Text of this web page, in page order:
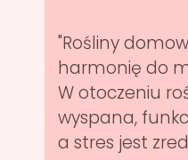
"Rośliny
harmonię do
W otoczeniu
wyspana,
a stres jest